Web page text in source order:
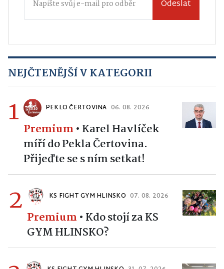
Odeslat
NEJČTENĚJŠÍ V KATEGORII
1 PEKLO ČERTOVINA 06. 08. 2026
Premium • Karel Havlíček
míří do Pekla Čertovina.
Přijeďte se s ním setkat!
2 KS FIGHT GYM HLINSKO 07. 08. 2026
Premium • Kdo stojí za KS
GYM HLINSKO?